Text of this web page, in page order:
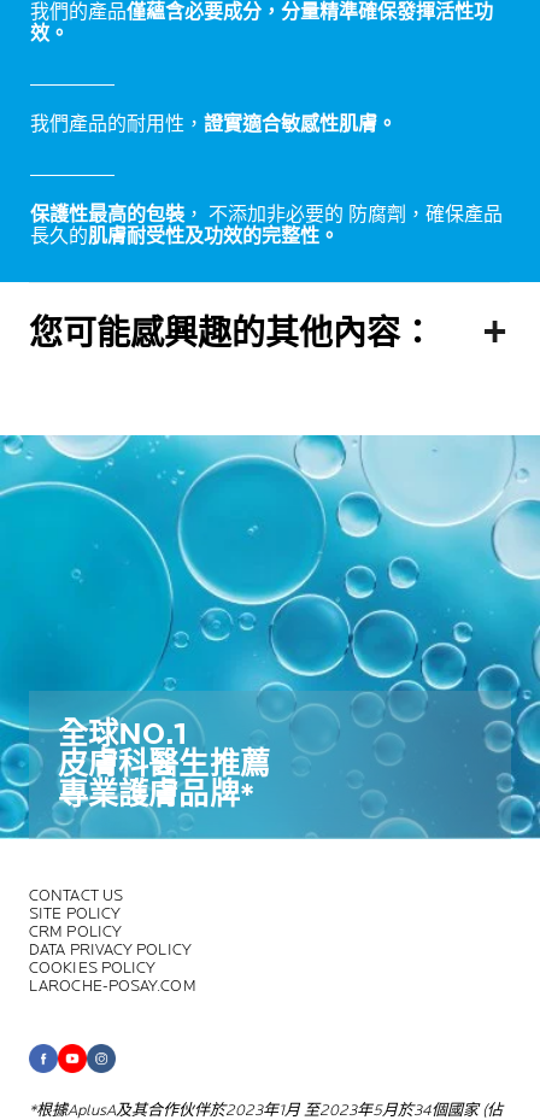
我們的產品僅蘊含必要成分，分量精準確保發揮活性功
效。
我們產品的耐用性， 證實適合敏感性肌膚。
保護性最高的包裝， 不添加非必要的 防腐劑，確保產品
長久的肌膚耐受性及功效的完整性。
您可能感興趣的其他內容：
全球NO.1​
皮膚科醫生推薦​
專業護膚品牌*​
CONTACT US
SITE POLICY
CRM POLICY
DATA PRIVACY POLICY
COOKIES POLICY
LAROCHE-POSAY.COM
*根據AplusA及其合作伙伴於2023年1月至2023年5月於34個國家 (佔